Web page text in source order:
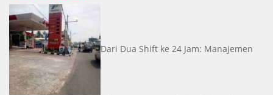
Dari Dua Shift ke 24 Jam: Manajemen